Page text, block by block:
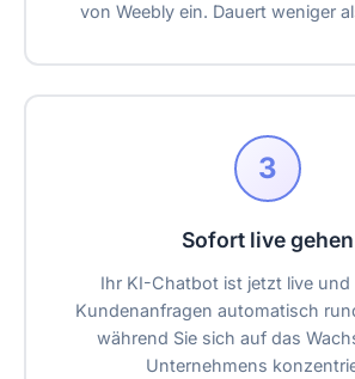
von Weebly ein. Dauert weniger
3
Sofort live gehen
Ihr KI-Chatbot ist jetzt live und
Kundenanfragen automatisch
während Sie sich auf das
Unternehmens